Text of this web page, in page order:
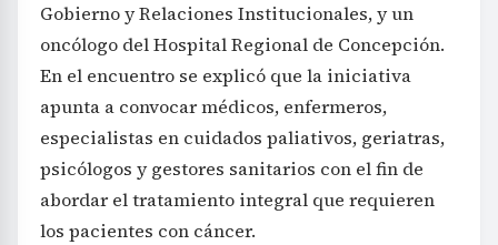
Gobierno y Relaciones Institucionales, y un
oncólogo del Hospital Regional de Concepción.
En el encuentro se explicó que la iniciativa
apunta a convocar médicos, enfermeros,
especialistas en cuidados paliativos, geriatras,
psicólogos y gestores sanitarios con el fin de
abordar el tratamiento integral que requieren
los pacientes con cáncer.